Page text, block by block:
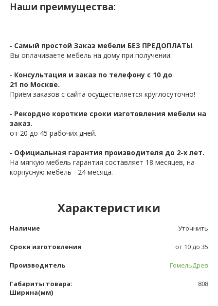
Наши преимущества:
- Самый простой Заказ мебели БЕЗ ПРЕДОПЛАТЫ.
Вы оплачиваете мебель на дому при получении.
- Консультация и заказ по телефону с 10 до
21 по Москве.
Приём заказов с сайта осуществляется круглосуточно!
- Рекордно короткие сроки изготовления мебели на
заказ.
от 20 до 45 рабочих дней.
- Официальная гарантия производителя до 2-х лет.
На мягкую мебель гарантия составляет 18 месяцев, на
корпусную мебель - 24 месяца.
Характеристики
Наличие Уточнить
Сроки изготовления от 10 до 35
Производитель ГомельДрев
Габариты товара:
Ширина(мм)
808